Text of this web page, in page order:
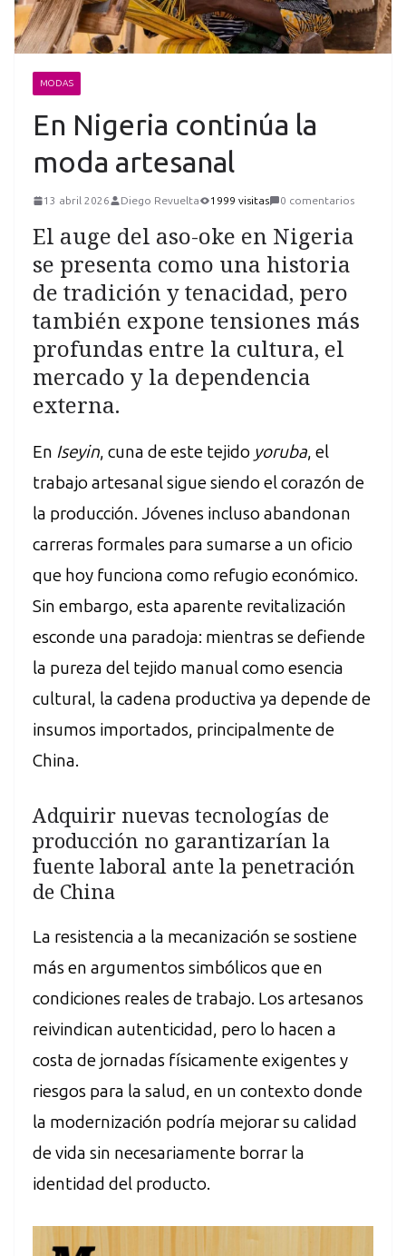
MODAS
En Nigeria continúa la
moda artesanal
13 abril 2026 Diego Revuelta 1999 visitas 0 comentarios
El auge del aso-oke en Nigeria
se presenta como una historia
de tradición y tenacidad, pero
también expone tensiones más
profundas entre la cultura, el
mercado y la dependencia
externa.
En Iseyin, cuna de este tejido yoruba, el
trabajo artesanal sigue siendo el corazón de
la producción. Jóvenes incluso abandonan
carreras formales para sumarse a un oficio
que hoy funciona como refugio económico.
Sin embargo, esta aparente revitalización
esconde una paradoja: mientras se defiende
la pureza del tejido manual como esencia
cultural, la cadena productiva ya depende de
insumos importados, principalmente de
China.
Adquirir nuevas tecnologías de
producción no garantizarían la
fuente laboral ante la penetración
de China
La resistencia a la mecanización se sostiene
más en argumentos simbólicos que en
condiciones reales de trabajo. Los artesanos
reivindican autenticidad, pero lo hacen a
costa de jornadas físicamente exigentes y
riesgos para la salud, en un contexto donde
la modernización podría mejorar su calidad
de vida sin necesariamente borrar la
identidad del producto.